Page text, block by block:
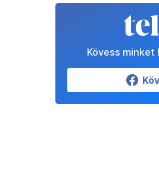
Kövess minket